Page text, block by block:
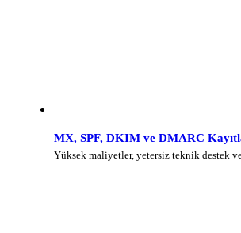
MX, SPF, DKIM ve DMARC
Yüksek maliyetler, yetersiz teknik destek